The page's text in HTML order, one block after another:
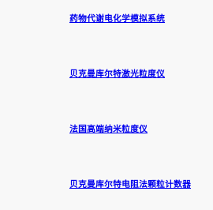
药物代谢电化学模拟系统
贝克曼库尔特激光粒度仪
法国高端纳米粒度仪
贝克曼库尔特电阻法颗粒计数器